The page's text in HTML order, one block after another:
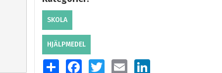
SKOLA
HJÄLPMEDEL
SHARE FACEBOOKTWITTEREMAIL LINKEDIN